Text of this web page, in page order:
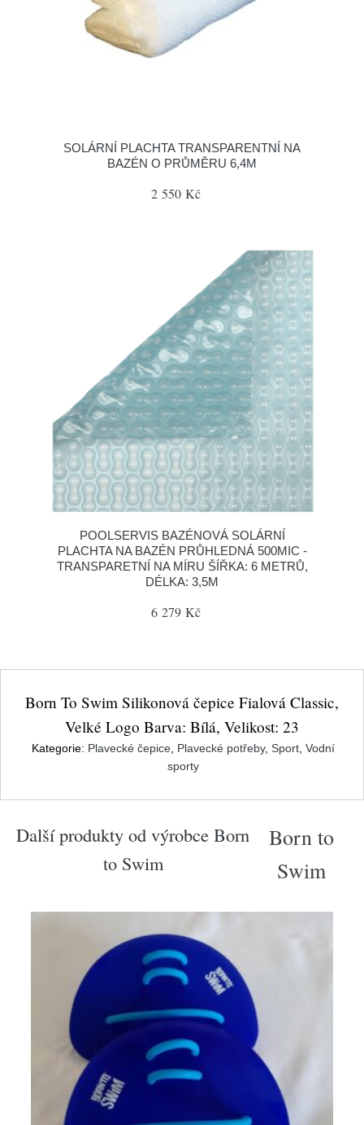
SOLÁRNÍ PLACHTA TRANSPARENTNÍ NA
BAZÉN O PRŮMĚRU 6,4M
2 550 Kč
POOLSERVIS BAZÉNOVÁ SOLÁRNÍ
PLACHTA NA BAZÉN PRŮHLEDNÁ 500MIC -
TRANSPARETNÍ NA MÍRU ŠÍŘKA: 6 METRŮ,
DÉLKA: 3,5M
6 279 Kč
Born To Swim Silikonová čepice Fialová Classic,
Velké Logo Barva: Bílá, Velikost: 23
Kategorie: Plavecké čepice, Plavecké potřeby, Sport, Vodní
sporty
Další produkty od výrobceBorn
to Swim
Born to
Swim